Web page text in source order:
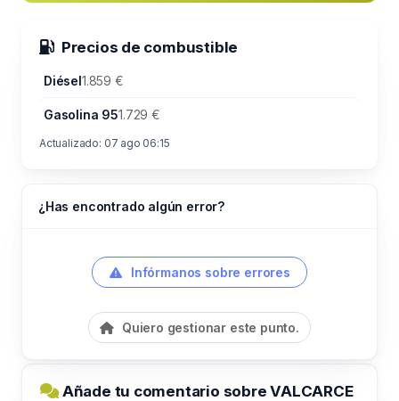
Precios de combustible
Diésel1.859 €
Gasolina 951.729 €
Actualizado: 07 ago 06:15
¿Has encontrado algún error?
Infórmanos sobre errores
Quiero gestionar este punto.
Añade tu comentario sobre VALCARCE